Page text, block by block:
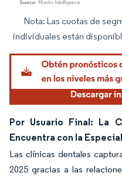
Imagen © Mordor Intelligence. El
Nota: Las cuotas de
individuales están
Por Usuario Final: La
Encuentra con la
Las clínicas dentales
2025 gracias a las